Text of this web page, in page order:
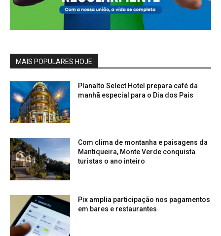
MAIS POPULARES HOJE
Planalto Select Hotel prepara café da
manhã especial para o Dia dos Pais
Com clima de montanha e paisagens da
Mantiqueira, Monte Verde conquista
turistas o ano inteiro
Pix amplia participação nos pagamentos
em bares e restaurantes